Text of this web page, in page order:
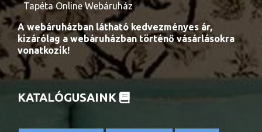
Tapéta Online Webáruház
A webáruházban látható kedvezményes ár,
kizárólag a webáruházban történő vásárlásokra
vonatkozik!
KATALÓGUSAINK